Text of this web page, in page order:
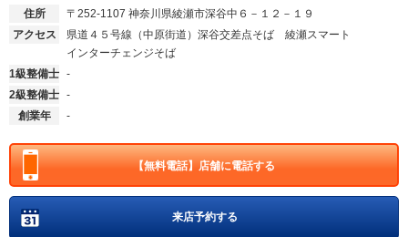
住所
〒252-1107 神奈川県綾瀬市深谷中６－１２－１９
アクセス
県道４５号線（中原街道）深谷交差点そば 綾瀬スマート
インターチェンジそば
1級整備士 -
2級整備士 -
創業年
-
【無料電話】店舗に電話する
来店予約する